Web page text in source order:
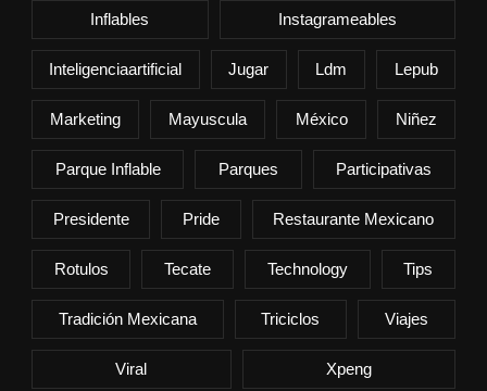
Inflables Instagrameables
Inteligenciaartificial Jugar Ldm Lepub
Marketing Mayuscula México Niñez
Parque Inflable Parques Participativas
Presidente Pride Restaurante Mexicano
Rotulos Tecate Technology Tips
Tradición Mexicana Triciclos Viajes
Viral Xpeng